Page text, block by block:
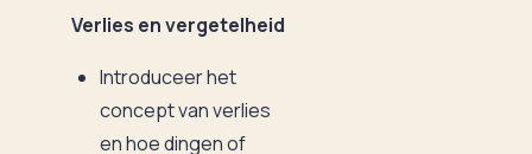
Verlies en vergetelheid
Introduceer het
concept van verlies
en hoe dingen of